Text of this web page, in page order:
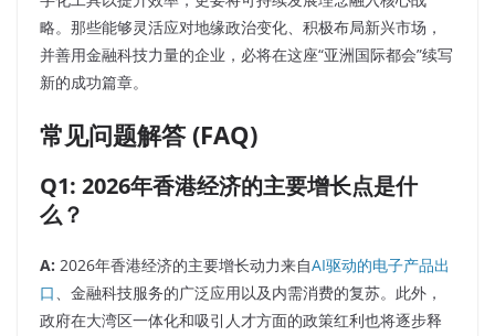
略。那些能够灵活应对地缘政治变化、积极布局新兴市场，
并善用金融科技力量的企业，必将在这座“亚洲国际都会”续写
新的成功篇章。
常见问题解答 (FAQ)
Q1: 2026年香港经济的主要增长点是什
么？
A: 2026年香港经济的主要增长动力来自AI驱动的电子产品出
口、 金融科技服务的广泛应用以及内需消费的复苏。此外，
政府在大湾区一体化和吸引人才方面的政策红利也将逐步释